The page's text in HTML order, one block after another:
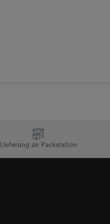
Lieferung an Packstation